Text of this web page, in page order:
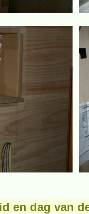
en dag van